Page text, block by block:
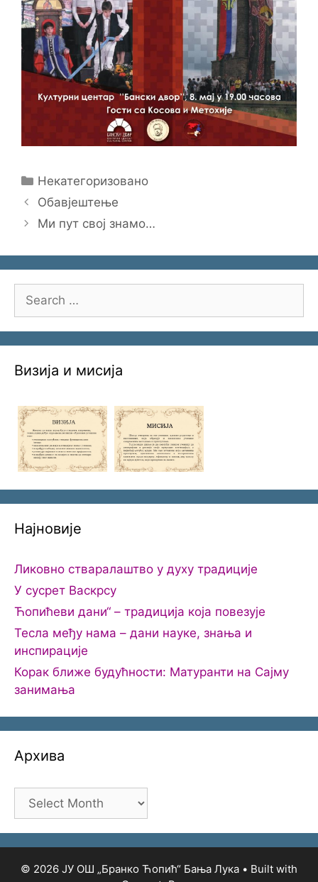
Categories
Некатегоризовано
Обавјештење
Ми пут свој знамо…
Search
for:
Визија и мисија
Најновије
Ликовно стваралаштво у духу традиције
У сусрет Васкрсу
Ћопићеви дани“ – традиција која повезује
Тесла међу нама – дани науке, знања и
инспирације
Корак ближе будућности: Матуранти на Сајму
занимања
Архива
Архива
© 2026 ЈУ ОШ „Бранко Ћопић“ Бања Лука • Built with